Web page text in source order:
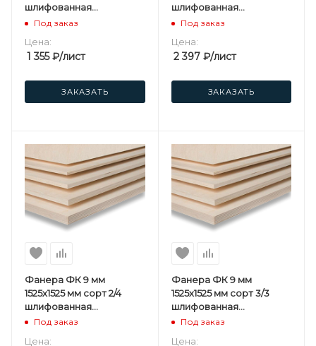
шлифованная
березовая
Под заказ
Цена:
1 355₽/лист
ЗАКАЗАТЬ
шлифованная
березовая
Под заказ
Цена:
2 397₽/лист
ЗАКАЗАТЬ
Фанера ФК 9 мм
1525х1525 мм сорт 2/4
шлифованная
березовая
Под заказ
Цена:
Фанера ФК 9 мм
1525х1525 мм сорт 3/3
шлифованная
березовая
Под заказ
Цена: